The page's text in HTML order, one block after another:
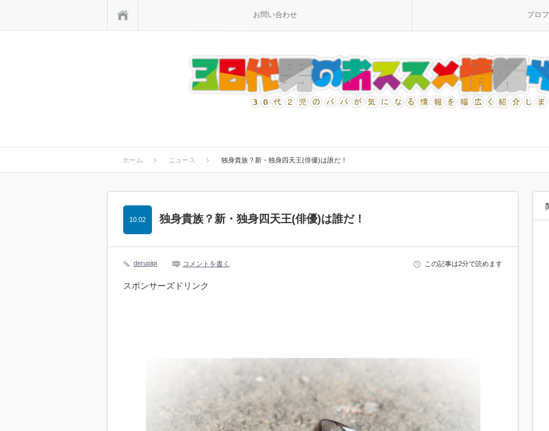
お問い合わせ プロ
ホーム ニュース 独身貴族？新・独身四天王(俳優)は誰だ！
独身貴族？新・独身四天王(俳優)は誰だ！
10.02
derupipi コメントを書く この記事は2分で読めます
スポンサーズドリンク